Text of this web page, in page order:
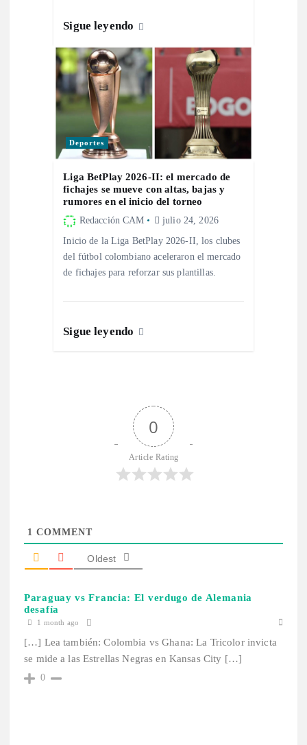
Sigue leyendo
Deportes
Liga BetPlay 2026-II: el mercado de
fichajes se mueve con altas, bajas y
rumores en el inicio del torneo
Redacción CAM julio 24, 2026
Inicio de la Liga BetPlay 2026-II, los clubes
del fútbol colombiano aceleraron el mercado
de fichajes para reforzar sus plantillas.
Sigue leyendo
0
Article Rating
1 COMMENT
Oldest
Paraguay vs Francia: El verdugo de Alemania
desafía
1 month ago
[…] Lea también: Colombia vs Ghana: La Tricolor invicta
se mide a las Estrellas Negras en Kansas City […]
0